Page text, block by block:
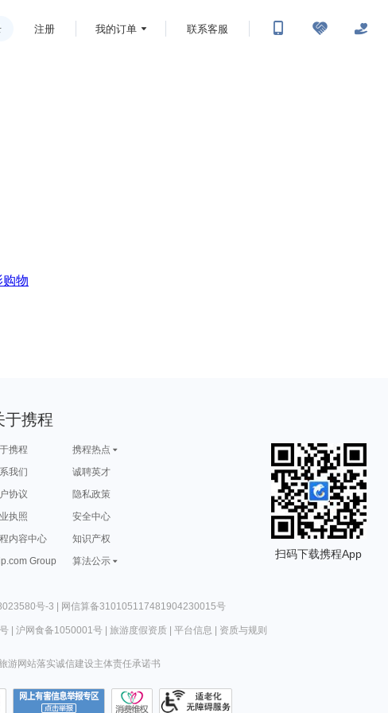
注册 我的订单 联系客服
购物
于携程
携程
携程热点
我们
诚聘英才
协议
隐私政策
执照
安全中心
内容中心
知识产权
Group
算法公示
扫码下载携程App
号-3 | 网信算备310105117481904230015号
| 沪网食备1050001号| 旅游度假资质| 平台信息 资质与规则
旅游网站落实诚信建设主体责任承诺书